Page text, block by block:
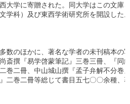
大学に寄贈された。同大学はこの文庫
学科）及び東西学術研究所を開設した
数のほかに、著名な学者の未刊稿本の
斎撰『易学啓蒙筆記』三巻三冊、『同
巻二冊、中山城山撰『孟子弁解不分巻
二巻二冊等総じて書目五七〇〇余種、
　　　　　　　　　　　　　　　　　